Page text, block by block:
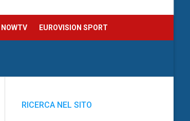
NOWTV EUROVISION SPORT
RICERCA NEL SITO